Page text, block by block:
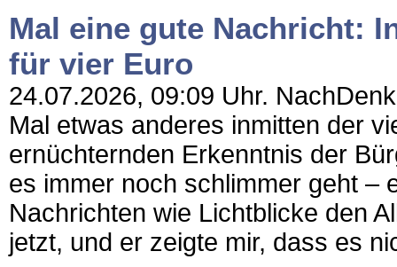
Mal eine gute Nachricht:
für vier Euro
24.07.2026, 09:09 Uhr.
Mal etwas anderes inmitten der
ernüchternden Erkenntnis der
es immer noch schlimmer geht –
Nachrichten wie Lichtblicke den
jetzt, und er zeigte mir, dass es